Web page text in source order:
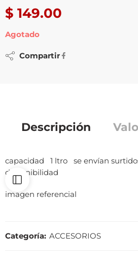
$ 149.00
Agotado
Compartir
Descripción
capacidad 1 ltro se envían
disponibilidad
imagen referencial
Categoría: ACCESORIOS